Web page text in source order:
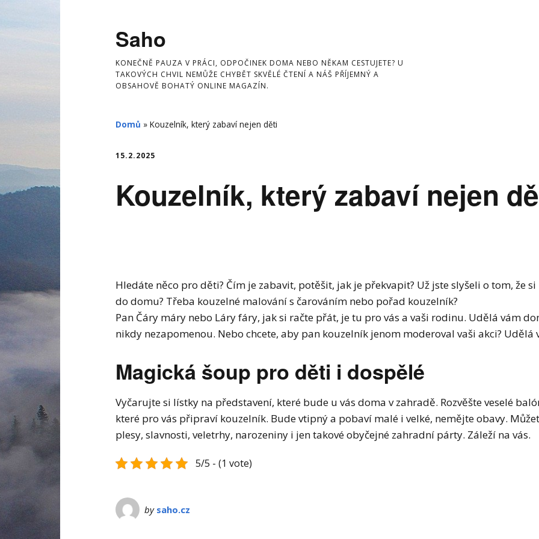
Saho
KONEČNĚ PAUZA V PRÁCI, ODPOČINEK DOMA NEBO NĚKAM CESTUJETE? U
TAKOVÝCH CHVIL NEMŮŽE CHYBĚT SKVĚLÉ ČTENÍ A NÁŠ PŘÍJEMNÝ A
OBSAHOVĚ BOHATÝ ONLINE MAGAZÍN.
Domů » Kouzelník, který zabaví nejen děti
15.2.2025
Kouzelník, který zabaví nejen
Hledáte něco pro děti? Čím je zabavit, potěšit, jak je překvapit? Už jste slyšeli o tom, že
do domu? Třeba kouzelné malování s čarováním nebo pořad kouzelník?
Pan Čáry máry nebo Láry fáry, jak si račte přát, je tu pro vás a vaši rodinu. Udělá vám
nikdy nezapomenou. Nebo chcete, aby pan kouzelník jenom moderoval vaši akci? Udělá
Magická šoup pro děti i dospělé
Vyčarujte si lístky na představení, které bude u vás doma v zahradě. Rozvěšte veselé
které pro vás připraví kouzelník. Bude vtipný a pobaví malé i velké, nemějte obavy.
plesy, slavnosti, veletrhy, narozeniny i jen takové obyčejné zahradní párty. Záleží na vás.
5/5 - (1 vote)
by saho.cz